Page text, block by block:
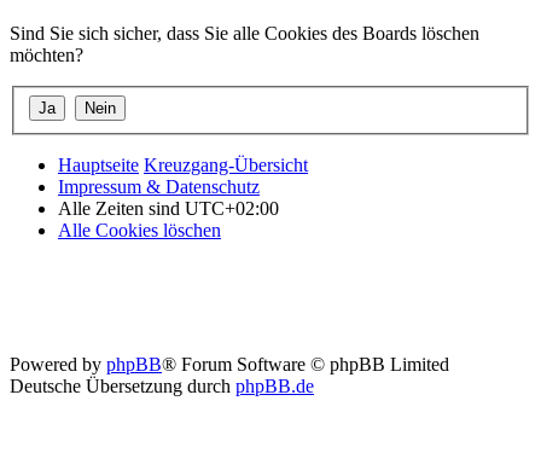
Sind Sie sich sicher, dass Sie alle Cookies des Boards löschen
möchten?
Hauptseite Kreuzgang-Übersicht
Impressum & Datenschutz
Alle Zeiten sind UTC+02:00
Alle Cookies löschen
Powered by phpBB® Forum Software © phpBB Limited
Deutsche Übersetzung durch phpBB.de